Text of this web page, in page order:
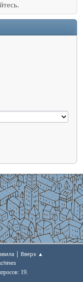
| Вверх ▲
19.